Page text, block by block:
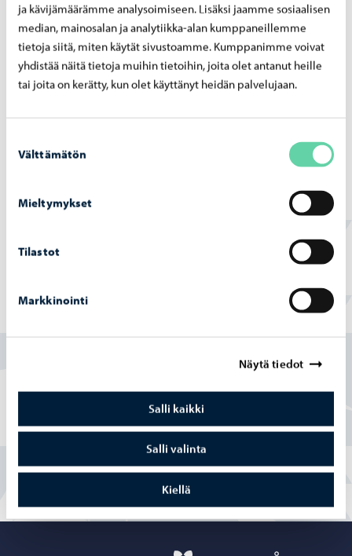
ja kävijämäärämme analysoimiseen. Lisäksi jaamme sosiaalisen
median, mainosalan ja analytiikka-alan kumppaneillemme
tietoja siitä, miten käytät sivustoamme. Kumppanimme voivat
yhdistää näitä tietoja muihin tietoihin, joita olet antanut heille
tai joita on kerätty, kun olet käyttänyt heidän palvelujaan.
valinta
Välttämätön
Mieltymykset
Tilastot
Markkinointi
Näytä tiedot
Salli kaikki
Salli valinta
Kiellä
Kau­pun­ki­mit­tauk­
sen yh­teys­tie­dot
Maa­po­li­tii­kan hin­
nas­to (pdf)
sen hin­nas­to
Kar­tat ja re­kis­te­riot­
teet kau­pun­gin
Osittain
En